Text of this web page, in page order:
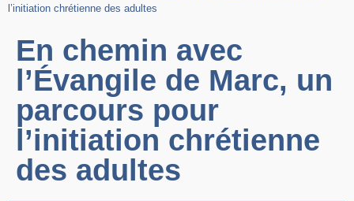
l’initiation chrétienne des adultes
En chemin avec
l’Évangile de Marc, un
parcours pour
l’initiation chrétienne
des adultes